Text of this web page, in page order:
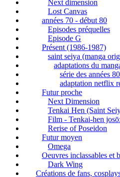
Next dimension
Lost Canvas
années 70 - début 80
Episodes préquelles
Episode G
Présent (1986-1987)
saint seiya (manga
adaptations du
série des années
adaptation netflix
Futur proche
Next Dimension
Tenkai Hen (Saint
Film - Tenkai-hen
Rerise of Poseidon
Futur moyen
Omega
Oeuvres inclassables et
Dark Wing
Créations de fans,